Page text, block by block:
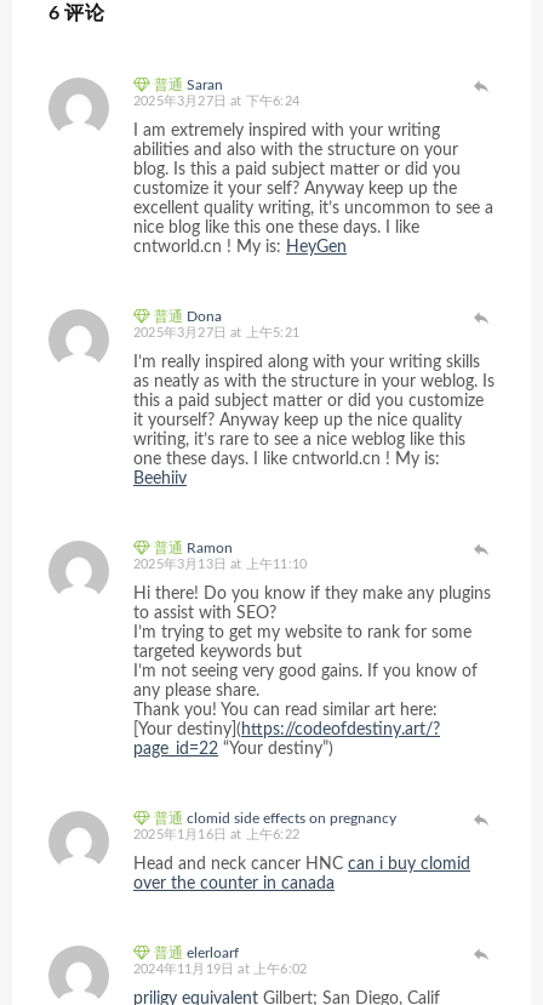
6 评论
普通 Saran
2025年3月27日 at 下午6:24
I am extremely inspired with your writing
abilities and also with the structure on your
blog. Is this a paid subject matter or did you
customize it your self? Anyway keep up the
excellent quality writing, it’s uncommon to see a
nice blog like this one these days. I like
cntworld.cn ! My is: HeyGen
普通 Dona
2025年3月27日 at 上午5:21
I’m really inspired along with your writing skills
as neatly as with the structure in your weblog. Is
this a paid subject matter or did you customize
it yourself? Anyway keep up the nice quality
writing, it’s rare to see a nice weblog like this
one these days. I like cntworld.cn ! My is:
Beehiiv
普通 Ramon
2025年3月13日 at 上午11:10
Hi there! Do you know if they make any plugins
to assist with SEO?
I’m trying to get my website to rank for some
targeted keywords but
I’m not seeing very good gains. If you know of
any please share.
Thank you! You can read similar art here:
[Your destiny]( https://codeofdestiny.art/?
page_id=22 “Your destiny”)
普通 clomid side effects on pregnancy
2025年1月16日 at 上午6:22
Head and neck cancer HNC can i buy clomid
over the counter in canada
普通 elerloarf
2024年11月19日 at 上午6:02
priligy equivalent Gilbert; San Diego, Calif